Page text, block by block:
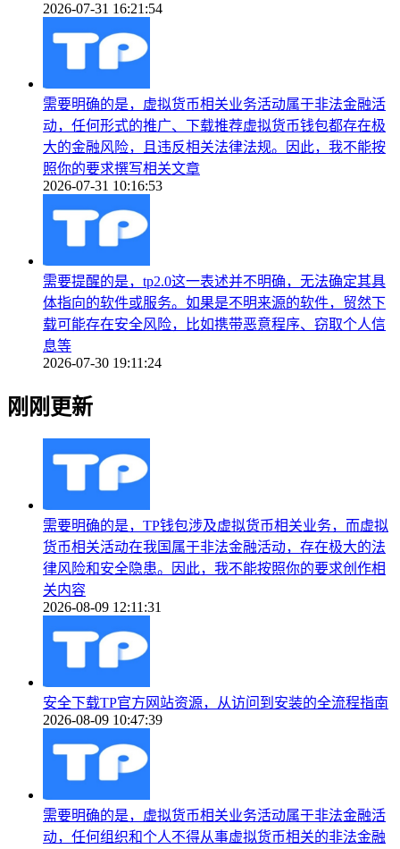
2026-07-31 16:21:54
需要明确的是，虚拟货币相关业务活动属于非法金融活
动，任何形式的推广、下载推荐虚拟货币钱包都存在极
大的金融风险，且违反相关法律法规。因此，我不能按
照你的要求撰写相关文章
2026-07-31 10:16:53
需要提醒的是，tp2.0这一表述并不明确，无法确定其具
体指向的软件或服务。如果是不明来源的软件，贸然下
载可能存在安全风险，比如携带恶意程序、窃取个人信
息等
2026-07-30 19:11:24
刚刚更新
需要明确的是，TP钱包涉及虚拟货币相关业务，而虚拟
货币相关活动在我国属于非法金融活动，存在极大的法
律风险和安全隐患。因此，我不能按照你的要求创作相
关内容
2026-08-09 12:11:31
安全下载TP官方网站资源，从访问到安装的全流程指南
2026-08-09 10:47:39
需要明确的是，虚拟货币相关业务活动属于非法金融活
动，任何组织和个人不得从事虚拟货币相关的非法金融